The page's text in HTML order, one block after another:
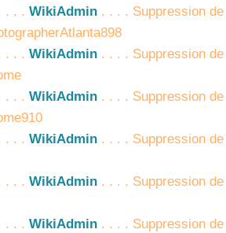
. . . WikiAdmin . . . . Suppression de
. . . WikiAdmin . . . . Suppression de
. . . WikiAdmin . . . . Suppression de
. . . WikiAdmin . . . . Suppression de
. . . WikiAdmin . . . . Suppression de
. . . WikiAdmin . . . . Suppression de